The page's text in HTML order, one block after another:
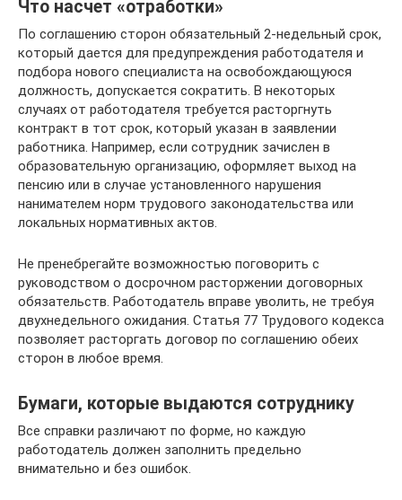
Что насчет «отработки»
По соглашению сторон обязательный 2-недельный срок,
который дается для предупреждения работодателя и
подбора нового специалиста на освобождающуюся
должность, допускается сократить. В некоторых
случаях от работодателя требуется расторгнуть
контракт в тот срок, который указан в заявлении
работника. Например, если сотрудник зачислен в
образовательную организацию, оформляет выход на
пенсию или в случае установленного нарушения
нанимателем норм трудового законодательства или
локальных нормативных актов.
Не пренебрегайте возможностью поговорить с
руководством о досрочном расторжении договорных
обязательств. Работодатель вправе уволить, не требуя
двухнедельного ожидания. Статья 77 Трудового кодекса
позволяет расторгать договор по соглашению обеих
сторон в любое время.
Бумаги, которые выдаются сотруднику
Все справки различают по форме, но каждую
работодатель должен заполнить предельно
внимательно и без ошибок.